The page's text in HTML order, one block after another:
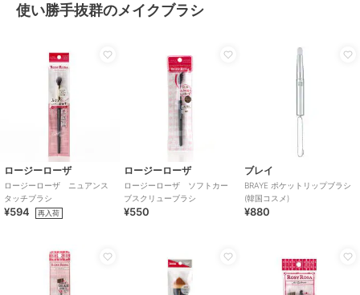
使い勝手抜群のメイクブラシ
ロージーローザ
ロージーローザ ニュアンス
タッチブラシ
¥594 再入荷
ロージーローザ
ロージーローザ ソフトカー
ブスクリューブラシ
¥550
ブレイ
BRAYE ポケットリップブラシ
(韓国コスメ)
¥880